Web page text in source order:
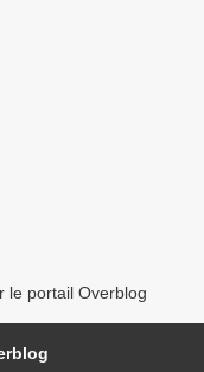
le portail Overblog